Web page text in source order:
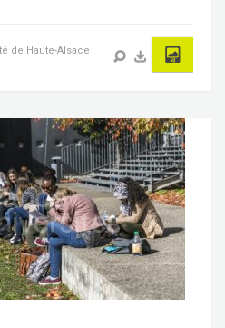
de Haute-Alsace